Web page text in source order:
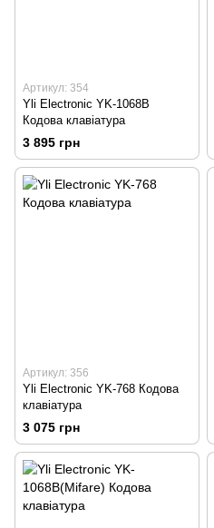
Артикул: 354
Yli Electronic YK-1068B
Кодова клавіатура
3 895 грн
Артикул: 356
Yli Electronic YK-768 Кодова
клавіатура
3 075 грн